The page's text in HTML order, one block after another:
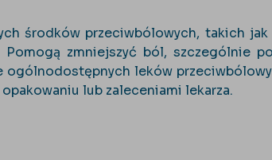
środków przeciwbólowych, takich jak
zmniejszyć ból, szczególnie
ogólnodostępnych leków
lub zaleceniami lekarza.